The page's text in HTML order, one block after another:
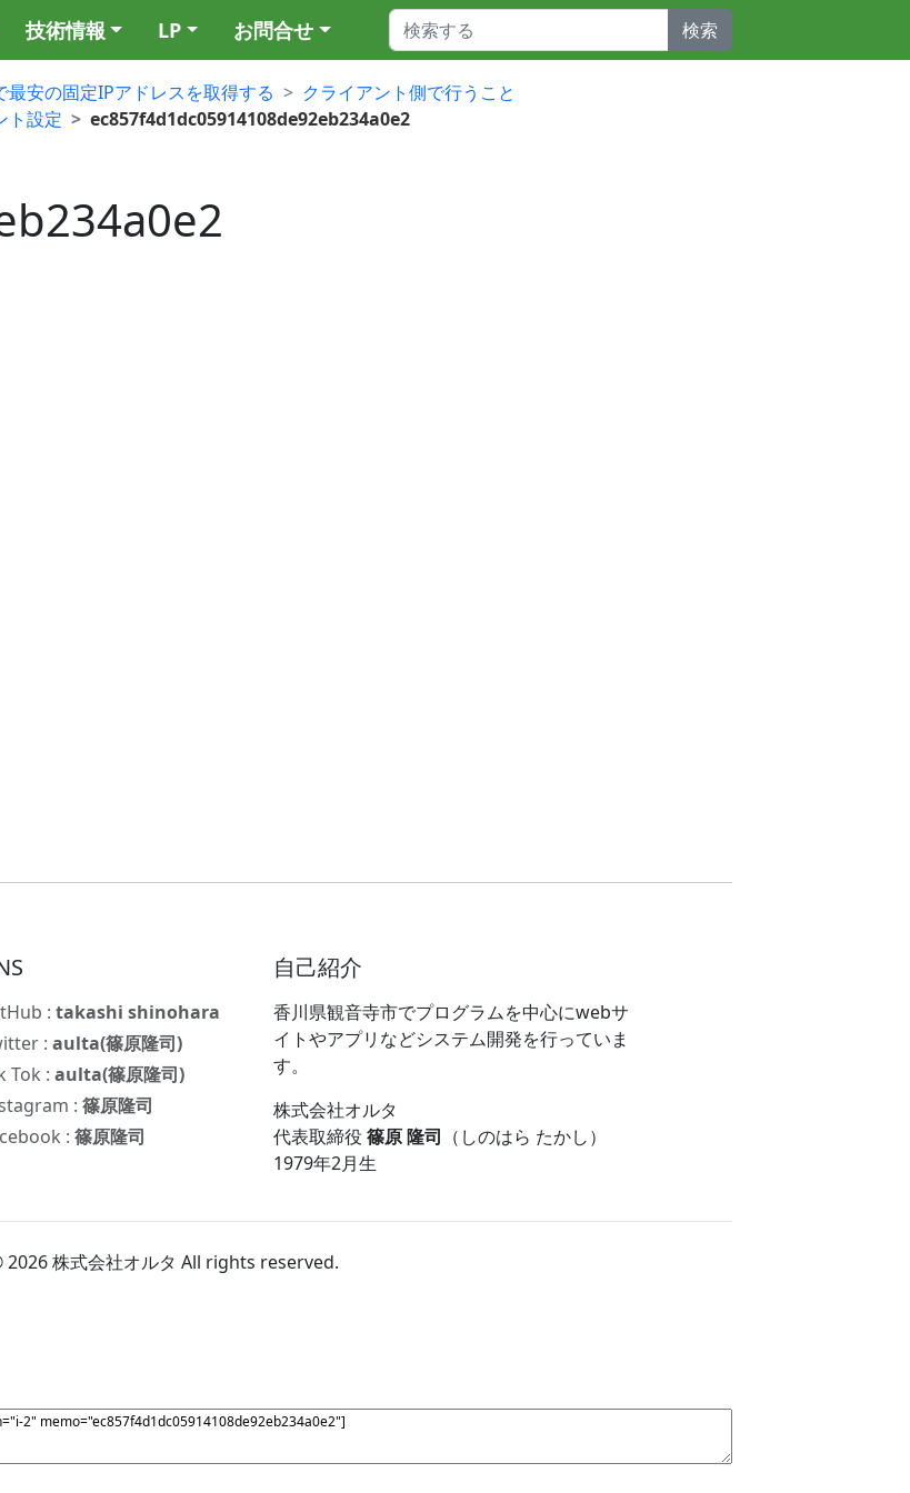
技術情報 LP お問合せ 検索
最安の固定IPアドレスを取得する
クライアント側で行うこと
ト設定
ec857f4d1dc05914108de92eb234a0e2
:takashi shinohara
:aulta(篠原隆司)
Tok :aulta(篠原隆司)
:篠原隆司
:篠原隆司
自己紹介
香川県観音寺市でプログラムを中心にwebサ
イトやアプリなどシステム開発を行っていま
す。
株式会社オルタ
代表取締役篠原 隆司 （しのはら たかし）
1979年2月生
2026 株式会社オルタ All rights reserved.